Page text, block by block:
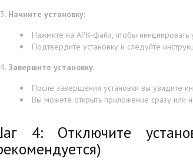
Начните установку:
Нажмите на APK-файл, чтобы инициировать
Подтвердите установку и следуйте
Завершите установку:
После завершения установки вы увидите
Вы можете открыть приложение сразу или
4: Отключите